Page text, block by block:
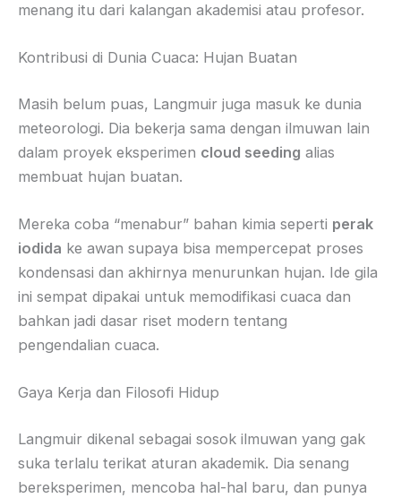
menang itu dari kalangan akademisi atau profesor.
Kontribusi di Dunia Cuaca: Hujan Buatan
Masih belum puas, Langmuir juga masuk ke dunia
meteorologi. Dia bekerja sama dengan ilmuwan lain
dalam proyek eksperimen cloud seeding alias
membuat hujan buatan.
Mereka coba “menabur” bahan kimia seperti perak
iodida ke awan supaya bisa mempercepat proses
kondensasi dan akhirnya menurunkan hujan. Ide gila
ini sempat dipakai untuk memodifikasi cuaca dan
bahkan jadi dasar riset modern tentang
pengendalian cuaca.
Gaya Kerja dan Filosofi Hidup
Langmuir dikenal sebagai sosok ilmuwan yang gak
suka terlalu terikat aturan akademik. Dia senang
bereksperimen, mencoba hal-hal baru, dan punya